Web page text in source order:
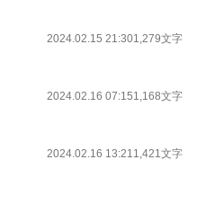
2024.02.15 21:301,279文字
2024.02.16 07:151,168文字
2024.02.16 13:211,421文字